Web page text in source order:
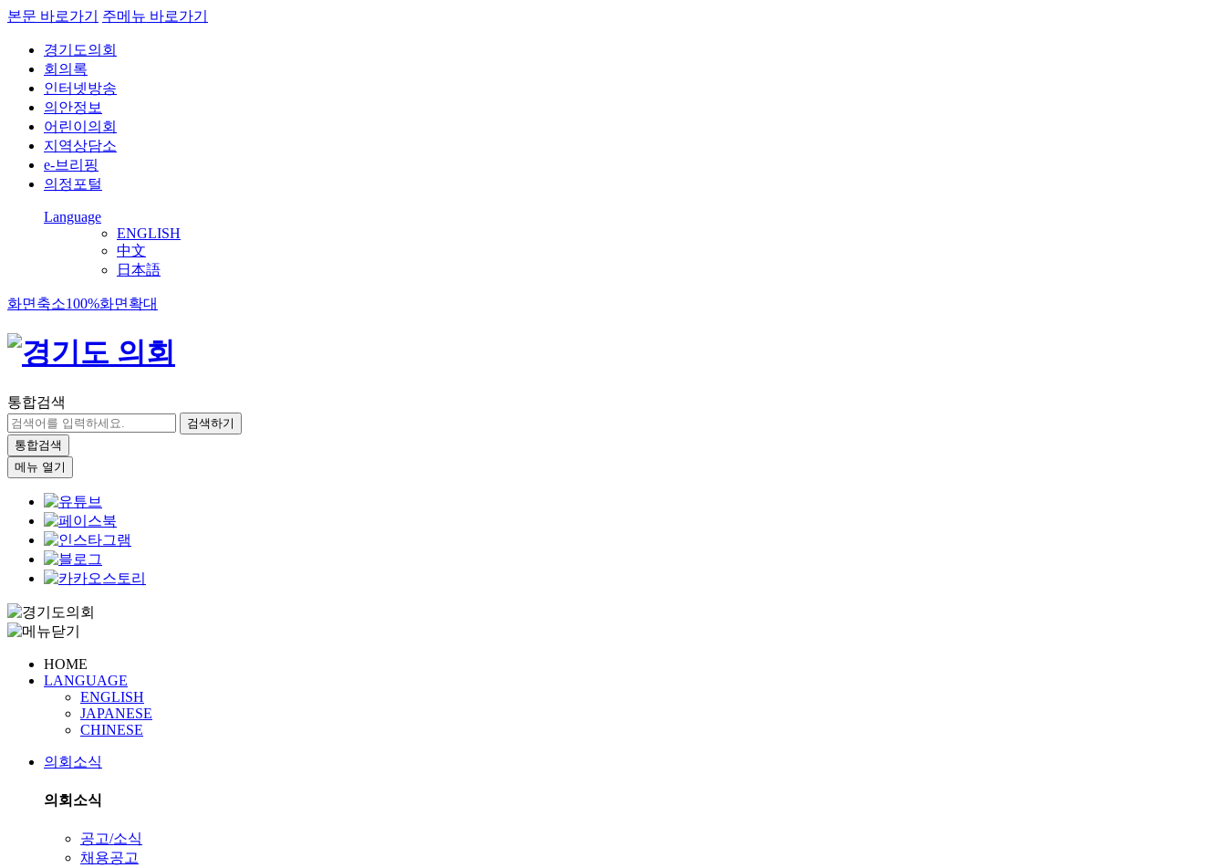
본문 바로가기 주메뉴 바로가기
경기도의회
회의록
인터넷방송
의안정보
어린이의회
지역상담소
e-브리핑
의정포털
Language
ENGLISH
中文
日本語
화면축소100%화면확대
통합검색
검색하기
통합검색
메뉴 열기
HOME
LANGUAGE
ENGLISH
JAPANESE
CHINESE
의회소식
의회소식
공고/소식
채용공고